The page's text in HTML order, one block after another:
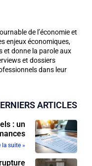
de l’économie et
enjeux économiques,
et donne la parole aux
et dossiers
dans leur
ARTICLES
: un
la suite »